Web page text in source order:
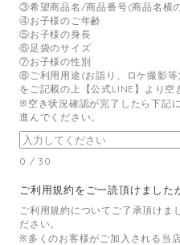
③希望商品名/商品番号(商品名横
④お子様のご年齢
⑤お子様の身長
⑥足袋のサイズ
⑦お子様の性別
⑧ご利用用途(お詣り、ロケ撮影等)
をご記載の上【公式LINE】より空
※空き状況確認が完了したら下記
進んでください。
0 / 30
ご利用規約をご一読頂けまし
ご利用規約についてご了承頂けま
ださい。
※多くのお客様がご加入される当